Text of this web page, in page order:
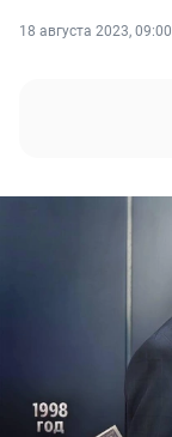
18 августа 2023, 09:00